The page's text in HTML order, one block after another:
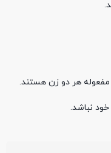
هر دو زن هستند.
نباشد.